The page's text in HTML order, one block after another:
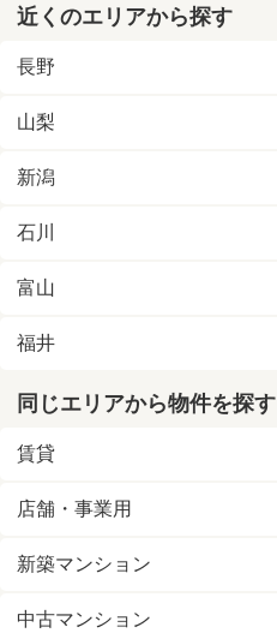
近くのエリアから探す
長野
山梨
新潟
石川
富山
福井
同じエリアから物件を探す
賃貸
店舗・事業用
新築マンション
中古マンション